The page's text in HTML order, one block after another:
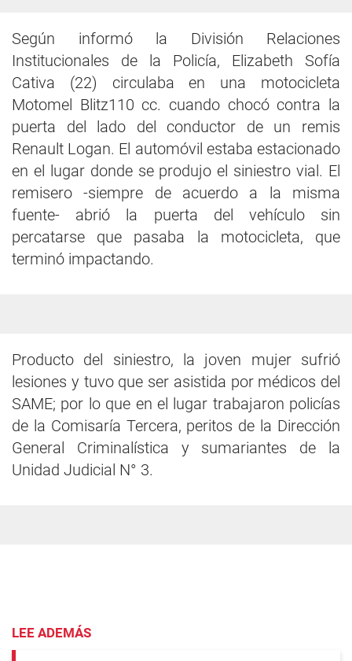
Según informó la División Relaciones
Institucionales de la Policía, Elizabeth Sofía
Cativa (22) circulaba en una motocicleta
Motomel Blitz110 cc. cuando chocó contra la
puerta del lado del conductor de un remis
Renault Logan. El automóvil estaba estacionado
en el lugar donde se produjo el siniestro vial. El
remisero -siempre de acuerdo a la misma
fuente- abrió la puerta del vehículo sin
percatarse que pasaba la motocicleta, que
terminó impactando.
Producto del siniestro, la joven mujer sufrió
lesiones y tuvo que ser asistida por médicos del
SAME; por lo que en el lugar trabajaron policías
de la Comisaría Tercera, peritos de la Dirección
General Criminalística y sumariantes de la
Unidad Judicial N° 3.
LEE ADEMÁS